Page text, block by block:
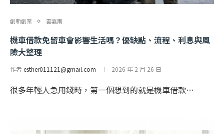
創新創業 雲嘉南
機車借款免留車會影響生活嗎？優缺點、流程、利息與風
險大整理
作者 esther011121@gmail.com 2026 年 2 月 26 日
很多年輕人急用錢時，第一個想到的就是機車借款…